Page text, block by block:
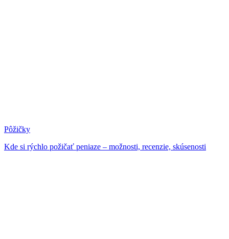
Pôžičky
Kde si rýchlo požičať peniaze – možnosti, recenzie, skúsenosti